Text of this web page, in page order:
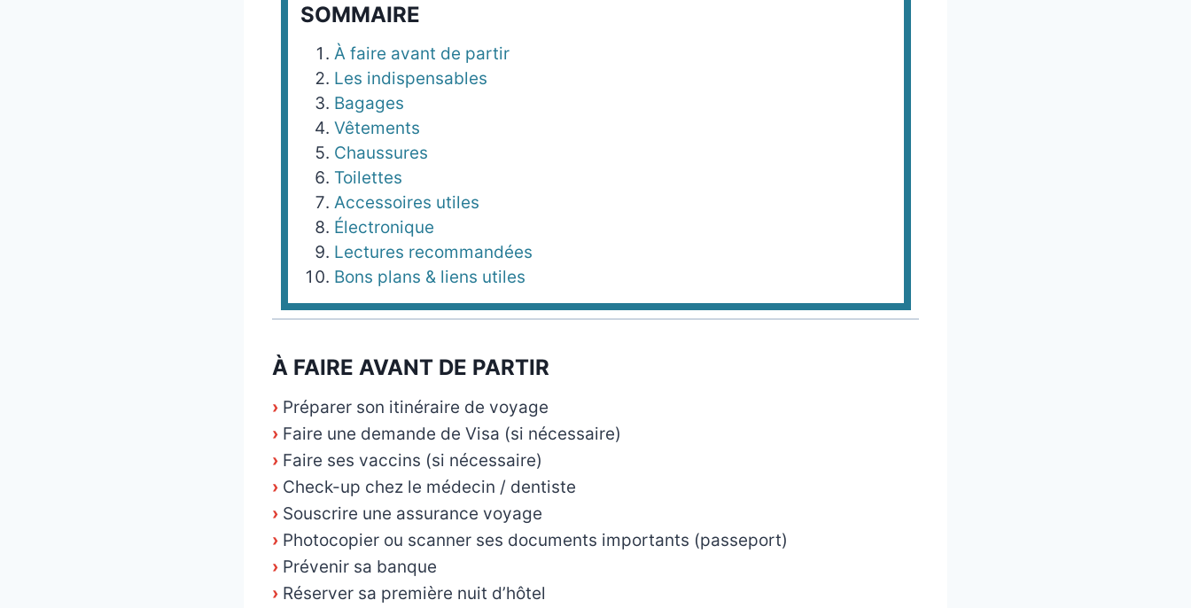
SOMMAIRE
À faire avant de partir
Les indispensables
Bagages
Vêtements
Chaussures
Toilettes
Accessoires utiles
Électronique
Lectures recommandées
Bons plans & liens utiles
À FAIRE AVANT DE PARTIR
› Préparer son itinéraire de voyage
› Faire une demande de Visa (si nécessaire)
› Faire ses vaccins (si nécessaire)
› Check-up chez le médecin / dentiste
› Souscrire une assurance voyage
› Photocopier ou scanner ses documents importants (passeport)
› Prévenir sa banque
› Réserver sa première nuit d’hôtel